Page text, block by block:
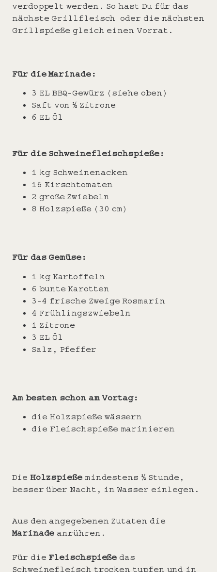
verdoppelt werden. So hast Du für das
nächste Grillfleisch oder die nächsten
Grillspieße gleich einen Vorrat.
Für die Marinade:
3 EL BBQ-Gewürz (siehe oben)
Saft von ½ Zitrone
6 EL Öl
Für die Schweinefleischspieße:
1 kg Schweinenacken
16 Kirschtomaten
2 große Zwiebeln
8 Holzspieße (30 cm)
Für das Gemüse:
1 kg Kartoffeln
6 bunte Karotten
3-4 frische Zweige Rosmarin
4 Frühlingszwiebeln
1 Zitrone
3 EL Öl
Salz, Pfeffer
Am besten schon am Vortag:
die Holzspieße wässern
die Fleischspieße marinieren
Die Holzspießemindestens ½ Stunde,
besser über Nacht, in Wasser einlegen.
Aus den angegebenen Zutaten die
Marinade anrühren.
Für die Fleischspieße das
Schweinefleisch trocken tupfen und in